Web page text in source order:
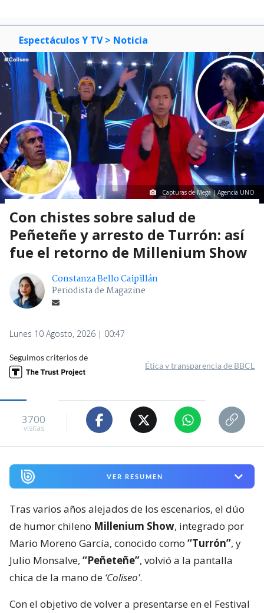
Espectáculos Y TV > Noticia
Capturas de Mega | Agencia UNO
Con chistes sobre salud de
Peñeteñe y arresto de Turrón: así
fue el retorno de Millenium Show
Constanza Bello Caipillán
Periodista de Magazine
Lunes 10 Agosto, 2026 | 00:47
Seguimos criterios de
Ética y transparencia de BBCL
3700
visitas
VER RESUMEN
Tras varios años alejados de los escenarios, el dúo
de humor chileno Millenium Show, integrado por
Mario Moreno García, conocido como “Turrón”, y
Julio Monsalve, “Peñeteñe”, volvió a la pantalla
chica de la mano de ‘Coliseo’.
Con el objetivo de volver a presentarse en el Festival